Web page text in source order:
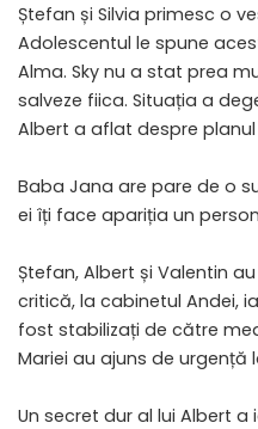
Ștefan și Silvia primesc o
Adolescentul le spune
Alma. Sky nu a stat prea
salveze fiica. Situația a
Albert a aflat despre
Baba Jana are pare de o
ei îți face apariția un
Ștefan, Albert și Valentin
critică, la cabinetul Andei,
fost stabilizați de către
Mariei au ajuns de urgență
Un secret dur al lui Albert a